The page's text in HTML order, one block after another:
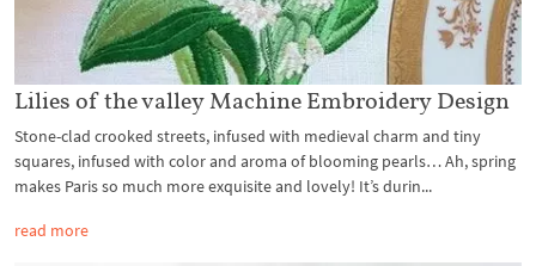
Lilies of the valley Machine Embroidery Design
Stone-clad crooked streets, infused with medieval charm and tiny
squares, infused with color and aroma of blooming pearls… Ah, spring
makes Paris so much more exquisite and lovely! It’s durin...
read more